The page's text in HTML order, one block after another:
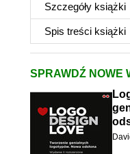
Szczegóły książki
Spis treści książki
SPRAWDŹ NOWE